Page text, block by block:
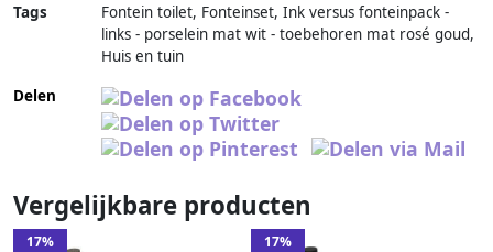
Tags
Fontein toilet, Fonteinset, Ink versus fonteinpack -
links - porselein mat wit - toebehoren mat rosé goud,
Huis en tuin
Delen
Vergelijkbare producten
17% 17%